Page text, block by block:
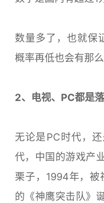
数量多了，也就保
概率再低也会有那
2、电视、PC都是
无论是PC时代，
代，中国的游戏产
栗子，1994年，被
的《神鹰突击队》